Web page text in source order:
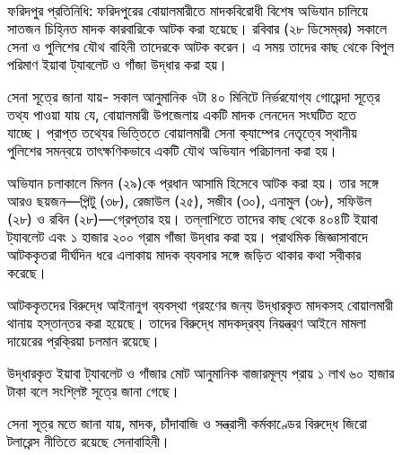
ফরিদপুর প্রতিনিধি: ফরিদপুরের বোয়ালমারীতে মাদকবিরোধী বিশেষ অভিযান চালিয়ে
সাতজন চিহ্নিত মাদক কারবারিকে আটক করা হয়েছে। রবিবার (২৮ ডিসেম্বর) সকালে
সেনা ও পুলিশের যৌথ বাহিনী তাদেরকে আটক করেন। এ সময় তাদের কাছ থেকে বিপুল
পরিমাণ ইয়াবা ট্যাবলেট ও গাঁজা উদ্ধার করা হয়।
সেনা সূত্রে জানা যায়- সকাল আনুমানিক ৭টা ৪০ মিনিটে নির্ভরযোগ্য গোয়েন্দা সূত্রে
তথ্য পাওয়া যায় যে, বোয়ালমারী উপজেলায় একটি মাদক লেনদেন সংঘটিত হতে
যাচ্ছে। প্রাপ্ত তথ্যের ভিত্তিতে বোয়ালমারী সেনা ক্যাম্পের নেতৃত্বে স্থানীয়
পুলিশের সমন্বয়ে তাৎক্ষণিকভাবে একটি যৌথ অভিযান পরিচালনা করা হয়।
অভিযান চলাকালে মিলন (২৯)কে প্রধান আসামি হিসেবে আটক করা হয়। তার সঙ্গে
আরও ছয়জন—পিন্টু (৩৮), রেজাউল (২৫), সজীব (৩০), এনামুল (৩৮), সফিউল
(২৮) ও রবিন (২৮)—গ্রেপ্তার হয়। তল্লাশিতে তাদের কাছ থেকে ৪০৪টি ইয়াবা
ট্যাবলেট এবং ১ হাজার ২০০ গ্রাম গাঁজা উদ্ধার করা হয়। প্রাথমিক জিজ্ঞাসাবাদে
আটককৃতরা দীর্ঘদিন ধরে এলাকায় মাদক ব্যবসার সঙ্গে জড়িত থাকার কথা স্বীকার
করেছে।
আটককৃতদের বিরুদ্ধে আইনানুগ ব্যবস্থা গ্রহণের জন্য উদ্ধারকৃত মাদকসহ বোয়ালমারী
থানায় হস্তান্তর করা হয়েছে। তাদের বিরুদ্ধে মাদকদ্রব্য নিয়ন্ত্রণ আইনে মামলা
দায়েরের প্রক্রিয়া চলমান রয়েছে।
উদ্ধারকৃত ইয়াবা ট্যাবলেট ও গাঁজার মোট আনুমানিক বাজারমূল্য প্রায় ১ লাখ ৬০ হাজার
টাকা বলে সংশ্লিষ্ট সূত্রে জানা গেছে।
সেনা সূত্র মতে জানা যায়, মাদক, চাঁদাবাজি ও সন্ত্রাসী কর্মকাণ্ডের বিরুদ্ধে জিরো
টলারেন্স নীতিতে রয়েছে সেনাবাহিনী।